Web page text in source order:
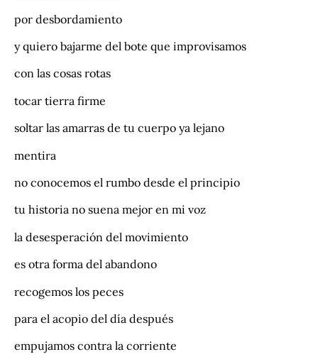
por desbordamiento
y quiero bajarme del bote que improvisamos
con las cosas rotas
tocar tierra firme
soltar las amarras de tu cuerpo ya lejano
mentira
no conocemos el rumbo desde el principio
tu historia no suena mejor en mi voz
la desesperación del movimiento
es otra forma del abandono
recogemos los peces
para el acopio del día después
empujamos contra la corriente